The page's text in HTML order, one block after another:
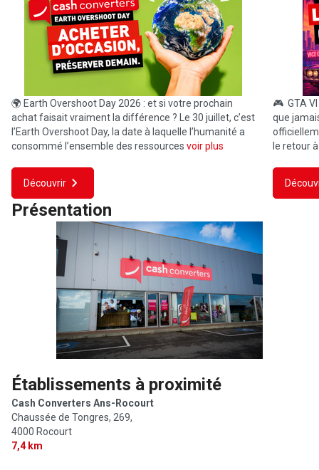
🌍 Earth Overshoot Day 2026 : et si votre prochain
achat faisait vraiment la différence ? Le 30 juillet, c’est
l’Earth Overshoot Day, la date à laquelle l’humanité a
consommé l’ensemble des ressources voir plus
Découvrir
🎮 GTA
que
le retour
Présentation
Établissements à proximité
Cash Converters Ans-Rocourt
Chaussée de Tongres, 269,
4000 Rocourt
7,4 km